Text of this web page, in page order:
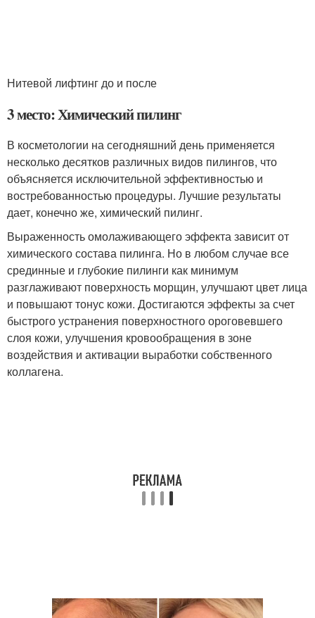
Нитевой лифтинг до и после
3 место: Химический пилинг
В косметологии на сегодняшний день применяется
несколько десятков различных видов пилингов, что
объясняется исключительной эффективностью и
востребованностью процедуры. Лучшие результаты
дает, конечно же, химический пилинг.
Выраженность омолаживающего эффекта зависит от
химического состава пилинга. Но в любом случае все
срединные и глубокие пилинги как минимум
разглаживают поверхность морщин, улучшают цвет лица
и повышают тонус кожи. Достигаются эффекты за счет
быстрого устранения поверхностного ороговевшего
слоя кожи, улучшения кровообращения в зоне
воздействия и активации выработки собственного
коллагена.